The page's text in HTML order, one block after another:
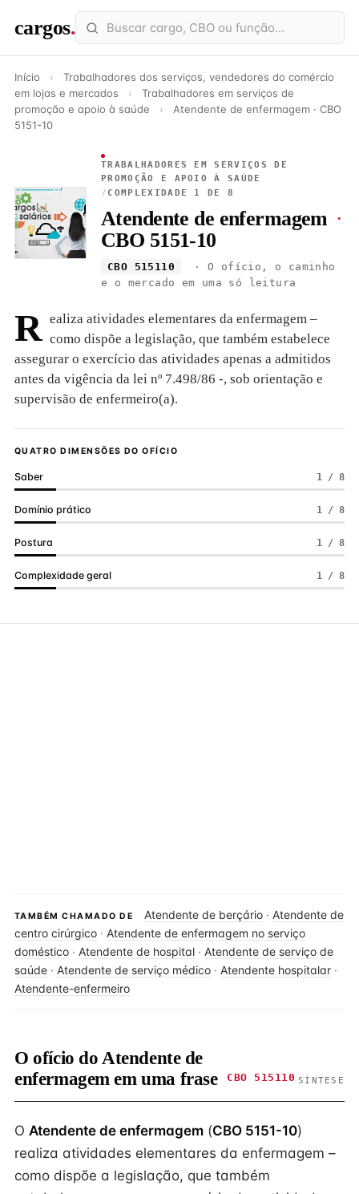
cargos.
Início ›
Trabalhadores dos serviços, vendedores do comércio
em lojas e mercados
›
Trabalhadores em serviços de
promoção e apoio à saúde
›
Atendente de enfermagem · CBO
5151-10
TRABALHADORES EM SERVIÇOS DE
PROMOÇÃO E APOIO À SAÚDE
/ COMPLEXIDADE 1 DE 8
Atendente de enfermagem ·
CBO 5151-10
CBO 515110
· O ofício, o caminho
e o mercado em uma só leitura
R ealiza atividades elementares da enfermagem –
como dispõe a legislação, que também estabelece
assegurar o exercício das atividades apenas a admitidos
antes da vigência da lei nº 7.498/86 -, sob orientação e
supervisão de enfermeiro(a).
QUATRO DIMENSÕES DO OFÍCIO
Saber 1 / 8
Domínio prático 1 / 8
Postura 1 / 8
Complexidade geral 1 / 8
TAMBÉM CHAMADO DE Atendente de berçário · Atendente de
centro cirúrgico · Atendente de enfermagem no serviço
doméstico · Atendente de hospital · Atendente de serviço de
saúde · Atendente de serviço médico · Atendente hospitalar ·
Atendente-enfermeiro
O ofício do Atendente de
enfermagem em uma frase
CBO 515110 SÍNTESE
O Atendente de enfermagem (CBO 5151-10)
realiza atividades elementares da enfermagem –
como dispõe a legislação, que também